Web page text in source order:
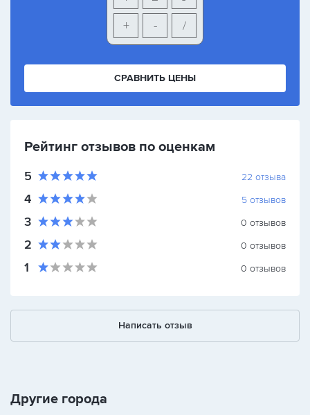
+
- /
СРАВНИТЬ ЦЕНЫ
Рейтинг отзывов по оценкам
5 22 отзыва
4 5 отзывов
3 0 отзывов
2 0 отзывов
1 0 отзывов
Написать отзыв
Другие города